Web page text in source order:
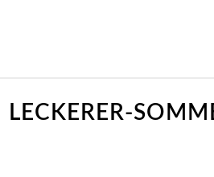
LECKERER-